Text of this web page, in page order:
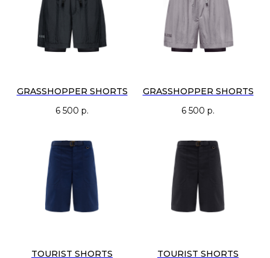
гардероб: черный, коричневый и белый песок.
GRASSHOPPER SHORTS
6 500 р.
GRASSHOPPER SHORTS
6 500 р.
TOURIST SHORTS TOURIST SHORTS